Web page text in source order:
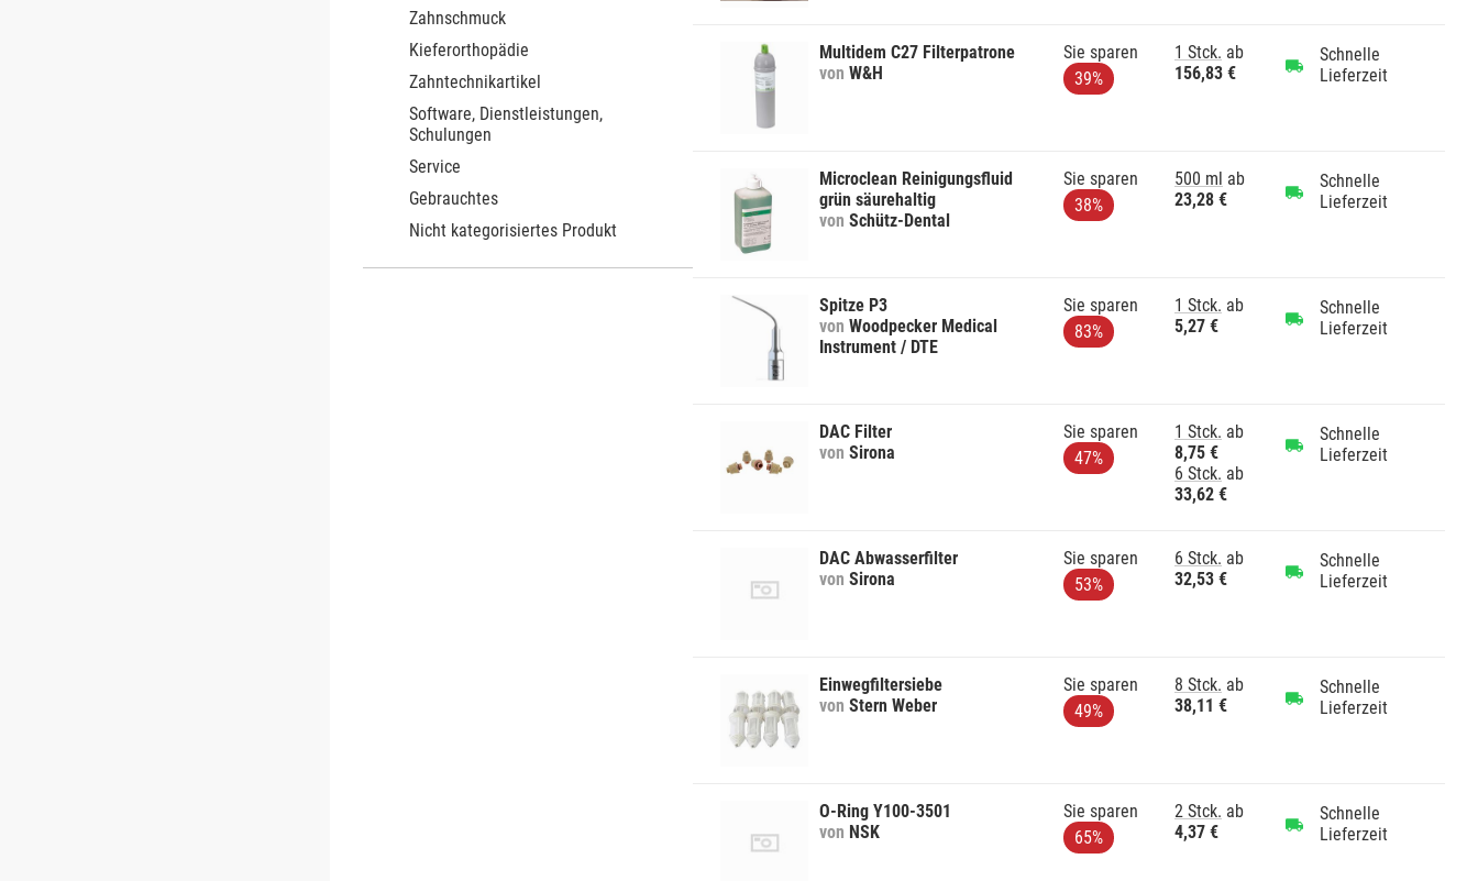
Zahnschmuck
Kieferorthopädie
Zahntechnikartikel
Software, Dienstleistungen,
Schulungen
Service
Gebrauchtes
Nicht kategorisiertes Produkt
Multidem C27 Filterpatrone
von W&H
Sie sparen
39%
1 Stck. ab
156,83 €
Schnelle
Lieferzeit
Microclean Reinigungsfluid
grün säurehaltig
von Schütz-Dental
Sie sparen
38%
500 ml ab
23,28 €
Schnelle
Lieferzeit
Spitze P3
von Woodpecker Medical
Instrument / DTE
Sie sparen
83%
1 Stck. ab
5,27 €
Schnelle
Lieferzeit
DAC Filter
von Sirona
Sie sparen
47%
1 Stck. ab
8,75 €
6 Stck. ab
33,62 €
Schnelle
Lieferzeit
DAC Abwasserfilter
von Sirona
Sie sparen
53%
6 Stck. ab
32,53 €
Schnelle
Lieferzeit
Einwegfiltersiebe
von Stern Weber
Sie sparen
49%
8 Stck. ab
38,11 €
Schnelle
Lieferzeit
O-Ring Y100-3501
von NSK
Sie sparen
65%
2 Stck. ab
4,37 €
Schnelle
Lieferzeit